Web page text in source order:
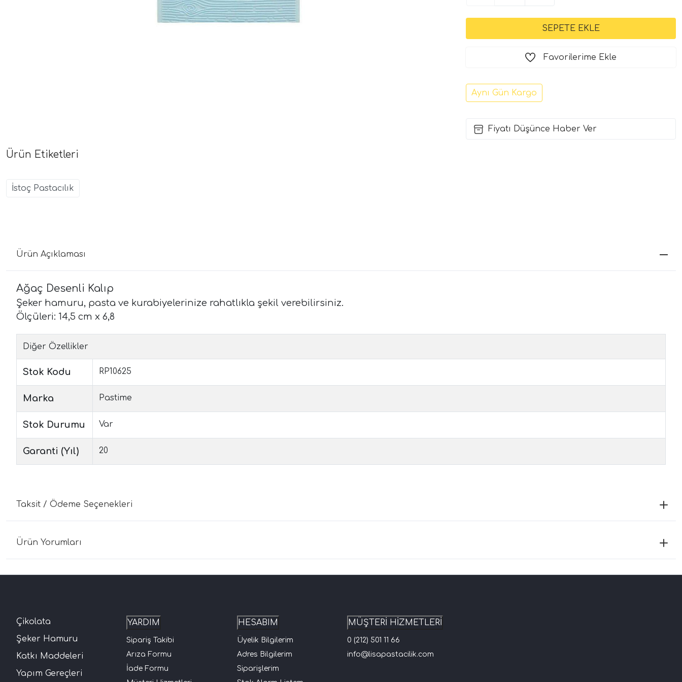
Favorilerime Ekle
Aynı Gün Kargo
Fiyatı Düşünce Haber Ver
Ürün Etiketleri
İstoç Pastacılık
Ürün Açıklaması
Ağaç Desenli Kalıp
Şeker hamuru, pasta ve kurabiyelerinize rahatlıkla şekil verebilirsiniz.
Ölçüleri: 14,5 cm x 6,8
Diğer Özellikler
Stok Kodu RP10625
Marka Pastime
Stok Durumu Var
Garanti (Yıl) 20
Taksit / Ödeme Seçenekleri
Ürün Yorumları
Çikolata
Şeker Hamuru
Katkı Maddeleri
Yapım Gereçleri
YARDIM
Sipariş Takibi
Arıza Formu
İade Formu
HESABIM
Üyelik Bilgilerim
Adres Bilgilerim
Siparişlerim
MÜŞTERİ HİZMETLERİ
0 (212) 501 11 66
info@lisapastacilik.com